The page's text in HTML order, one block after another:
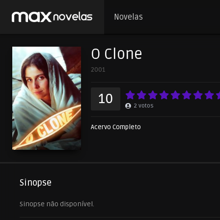
Novelas
O Clone
2001
10 2 votos
Acervo Completo
Sinopse
Sinopse não disponível.